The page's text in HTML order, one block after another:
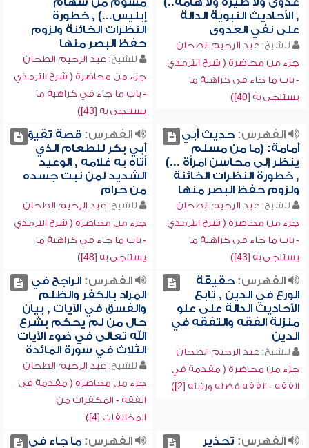
, الأحاديث النبوية الدالة
على نفي العدوى
للشيخ: عبد الرحيم الطحان
جزء من محاضرة ( شرح الترمذي
- باب ما جاء في كراهية ما
يستنجى به [40])
إبليس...) , خطورة
النظرات الخائنة ولزوم
حفظ البصر منها
للشيخ: عبد الرحيم الطحان
جزء من محاضرة ( شرح الترمذي
- باب ما جاء في كراهية ما
يستنجى به [43])
الفهرس:حديث أبي
أمامة: (ما من مسلم
ينظر إلى محاسن امرأة ...)
, خطورة النظرات الخائنة
ولزوم حفظ البصر منها
للشيخ: عبد الرحيم الطحان
جزء من محاضرة ( شرح الترمذي
- باب ما جاء في كراهية ما
يستنجى به [43])
الفهرس:قصة تقيؤ
أبي بكر للطعام الذي
أتاه به غلامه , الوعيد
الشديد لمن نبت جسده
من حرام
للشيخ: عبد الرحيم الطحان
جزء من محاضرة ( شرح الترمذي
- باب ما جاء في كراهية ما
يستنجى به [48])
الفهرس:حقيقة
الورع في الدين , تابع
الأحاديث الدالة على علو
منزلة الفقه والتفقه في
الدين
للشيخ: عبد الرحيم الطحان
جزء من محاضرة ( مقدمة في
الفقه - الفقه فضله ورتبته [2])
الفهرس:الراجح في
المراد بالكفر والظلم
والفسق في الآيات , بيان
حال من لم يحكم بشرع
الله تعالى في ضوء الآيات
الثلاث في سورة المائدة
للشيخ: عبد الرحيم الطحان
جزء من محاضرة ( مقدمة في
الفقه - المكفرات من
المخالفات [4])
الفهرس: تحذير
الفهرس:ما جاء في